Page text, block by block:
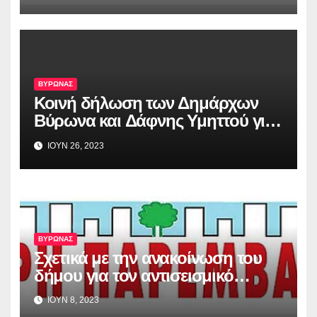
ΒΥΡΩΝΑΣ
Κοινή δήλωση των Δημάρχων
Βύρωνα και Δάφνης Υμηττού για
την απόφαση του Αρείου Πάγου,
σχετικά με το Λόφο Κοπανά
ΙΟΥΝ 26, 2023
ΒΥΡΩΝΑΣ
Σχετικά με την ανακοίνωση του
δήμου για τον αντισεισμικό
έλεγχο των σχολικών κτιρίων
ΙΟΥΝ 8, 2023